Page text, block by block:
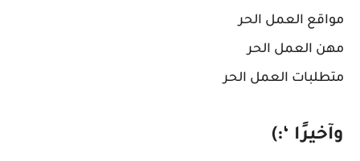
مواقع العمل الحر
مهن العمل الحر
متطلبات العمل الحر
وآخيرًا ‘:)